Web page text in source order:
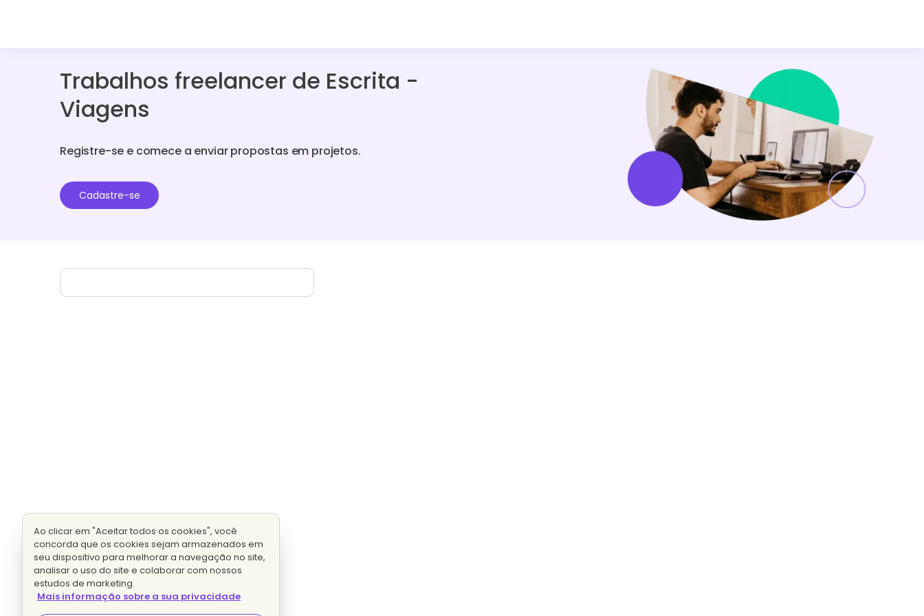
Trabalhos freelancer de Escrita -
Viagens
Registre-se e comece a enviar propostas em projetos.
Cadastre-se
Ao clicar em "Aceitar todos os cookies", você
concorda que os cookies sejam armazenados em
seu dispositivo para melhorar a navegação no site,
analisar o uso do site e colaborar com nossos
estudos de marketing.
Mais informação sobre a sua privacidade